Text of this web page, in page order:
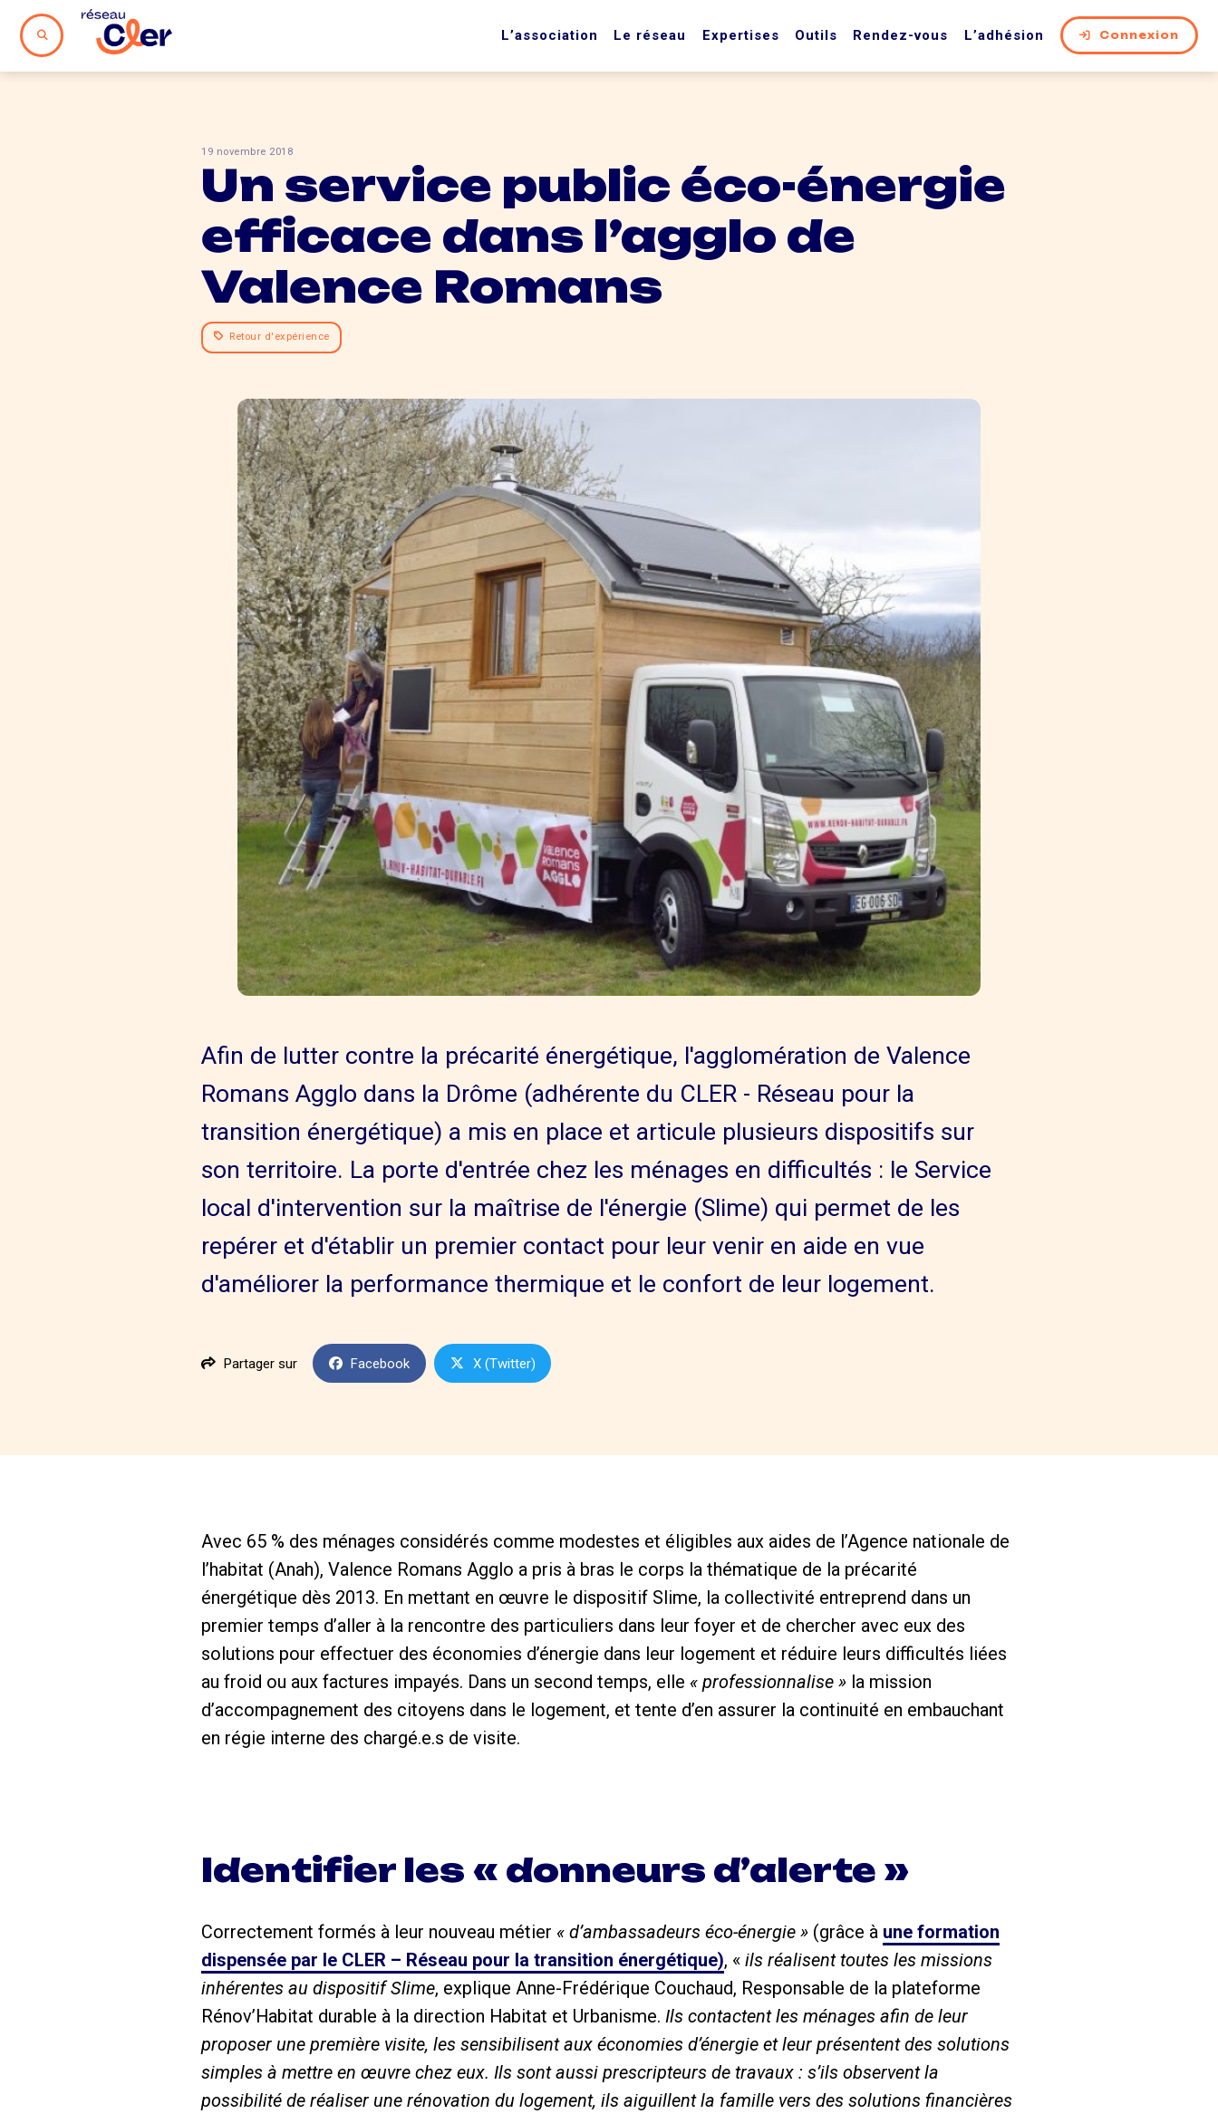
L’association Le réseau Expertises Outils Rendez-vous L’adhésion Connexion
19 novembre 2018
Un service public éco-énergie
efficace dans l’agglo de
Valence Romans
Retour d'expérience
Afin de lutter contre la précarité énergétique, l'agglomération de Valence
Romans Agglo dans la Drôme (adhérente du CLER - Réseau pour la
transition énergétique) a mis en place et articule plusieurs dispositifs sur
son territoire. La porte d'entrée chez les ménages en difficultés : le Service
local d'intervention sur la maîtrise de l'énergie (Slime) qui permet de les
repérer et d'établir un premier contact pour leur venir en aide en vue
d'améliorer la performance thermique et le confort de leur logement.
Partager sur Facebook X (Twitter)
Avec 65 % des ménages considérés comme modestes et éligibles aux aides de l’Agence nationale de
l’habitat (Anah), Valence Romans Agglo a pris à bras le corps la thématique de la précarité
énergétique dès 2013. En mettant en œuvre le dispositif Slime, la collectivité entreprend dans un
premier temps d’aller à la rencontre des particuliers dans leur foyer et de chercher avec eux des
solutions pour effectuer des économies d’énergie dans leur logement et réduire leurs difficultés liées
au froid ou aux factures impayés. Dans un second temps, elle « professionnalise » la mission
d’accompagnement des citoyens dans le logement, et tente d’en assurer la continuité en embauchant
en régie interne des chargé.e.s de visite.
Identifier les « donneurs d’alerte »
Correctement formés à leur nouveau métier « d’ambassadeurs éco-énergie » (grâce à une formation
dispensée par le CLER – Réseau pour la transition énergétique), « ils réalisent toutes les missions
inhérentes au dispositif Slime, explique Anne-Frédérique Couchaud, Responsable de la plateforme
Rénov’Habitat durable à la direction Habitat et Urbanisme. Ils contactent les ménages afin de leur
proposer une première visite, les sensibilisent aux économies d’énergie et leur présentent des solutions
simples à mettre en œuvre chez eux. Ils sont aussi prescripteurs de travaux : s’ils observent la
possibilité de réaliser une rénovation du logement, ils aiguillent la famille vers des solutions financières